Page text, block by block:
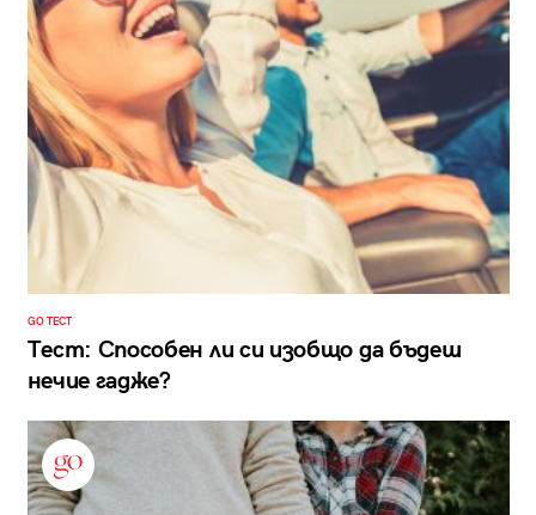
GO ТЕСТ
Тест: Способен ли си изобщо да бъдеш
нечие гадже?